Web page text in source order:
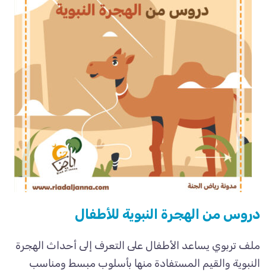
دروس من الهجرة النبوية للأطفال
ملف تربوي يساعد الأطفال على التعرف إلى أحداث الهجرة
النبوية والقيم المستفادة منها بأسلوب مبسط ومناسب